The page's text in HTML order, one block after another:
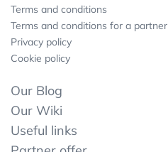
Terms and conditions
Terms and conditions for a partner
Privacy policy
Cookie policy
Our Blog
Our Wiki
Useful links